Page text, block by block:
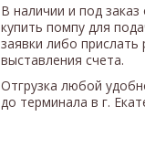
В наличии и под
купить помпу для
заявки либо
выставления счета.
Отгрузка любой
до терминала в г.